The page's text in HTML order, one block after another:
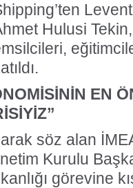
Hulusi
EN
söz alan
Kurulu
görevine